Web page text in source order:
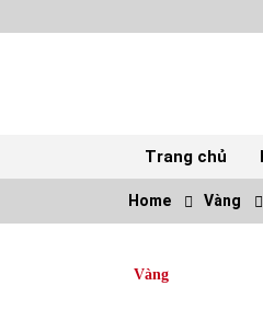
to
Trang chủ
TOP
Home Vàng
Vàng